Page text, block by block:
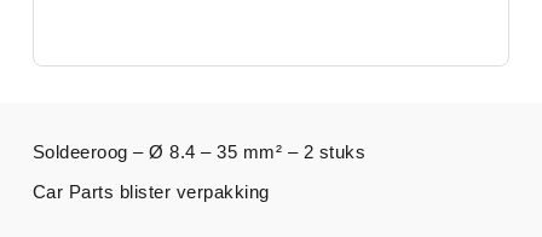
Soldeeroog – Ø 8.4 – 35 mm² – 2 stuks
Car Parts blister verpakking